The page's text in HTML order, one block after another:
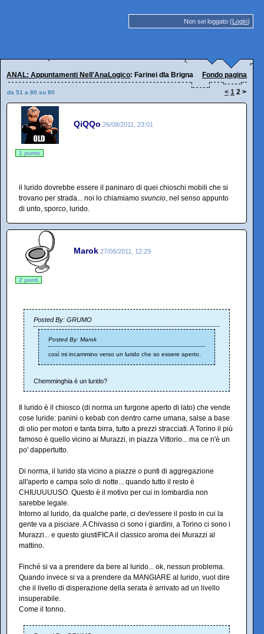
Non sei loggato (Login)
ANAL: Appuntamenti Nell'AnaLogico: Farinei dla Brigna Fondo pagina
da 51 a 80 su 80 < 1 2 >
QiQQo 26/08/2011, 23:01
1 punto
il lurido dovrebbe essere il paninaro di quei chioschi mobili che si
trovano per strada... noi lo chiamiamo svuncio, nel senso appunto
di unto, sporco, lurido.
Marok 27/08/2011, 12:29
2 punti
Posted By: GRUMO
Posted By: Marok
così mi incammino verso un lurido che so essere aperto.
Chemminghia è un lurido?
Il lurido è il chiosco (di norma un furgone aperto di lato) che vende
cose luride: panini o kebab con dentro carne umana, salse a base
di olio per motori e tanta birra, tutto a prezzi stracciati. A Torino il più
famoso è quello vicino ai Murazzi, in piazza Vittorio... ma ce n'è un
po' dappertutto.
Di norma, il lurido sta vicino a piazze o punti di aggregazione
all'aperto e campa solo di notte... quando tutto il resto è
CHIUUUUUSO. Questo è il motivo per cui in lombardia non
sarebbe legale.
Intorno al lurido, da qualche parte, ci dev'essere il posto in cui la
gente va a pisciare. A Chivasso ci sono i giardini, a Torino ci sono i
Murazzi... e questo giustiFICA il classico aroma dei Murazzi al
mattino.
Finché si va a prendere da bere al lurido... ok, nessun problema.
Quando invece si va a prendere da MANGIARE al lurido, vuol dire
che il livello di disperazione della serata è arrivato ad un livello
insuperabile.
Come il tonno.